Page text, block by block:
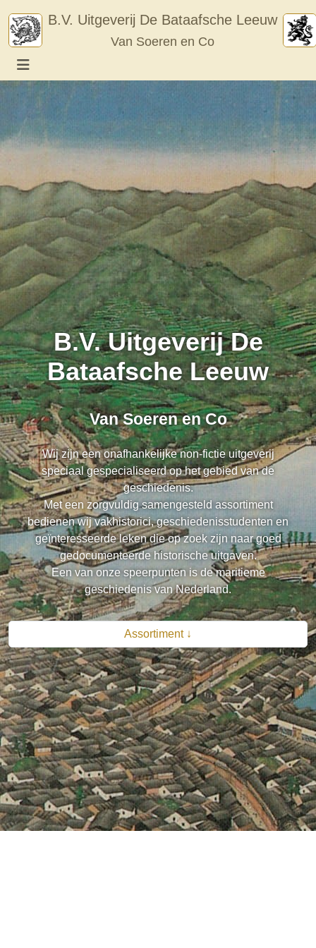
content
B.V. Uitgeverij De Bataafsche Leeuw
Van Soeren en Co
B.V. Uitgeverij De
Bataafsche Leeuw
Van Soeren en Co
Wij zijn een onafhankelijke non-fictie uitgeverij
speciaal gespecialiseerd op het gebied van de
geschiedenis.
Met een zorgvuldig samengesteld assortiment
bedienen wij vakhistorici, geschiedenisstudenten en
geïnteresseerde leken die op zoek zijn naar goed
gedocumenteerde historische uitgaven.
Een van onze speerpunten is de maritieme
geschiedenis van Nederland.
Assortiment ↓